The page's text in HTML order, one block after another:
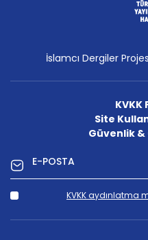
İslamcı Dergiler
KVKK
Site
Güvenlik
KVKK aydınlatma